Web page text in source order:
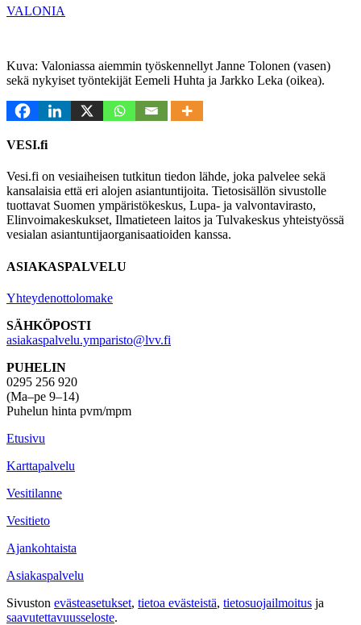
VALONIA
Kuva: Valoniassa aiemmin työskennellyt Janne Tolonen (vasen)
sekä nykyiset työntekijät Eemeli Huhta ja Jarkko Leka (oikea).
VESI.fi
Vesi.fi on vesiaiheisen tutkitun tiedon lähde, joka palvelee sekä
kansalaisia että eri alojen asiantuntijoita. Tietosisällön sivustolle
tuottavat Suomen ympäristökeskus, Lupa- ja valvontavirasto,
Elinvoimakeskukset, Ilmatieteen laitos ja Tulvakeskus yhteistyössä
vesialan asiantuntijaorganisaatioiden kanssa.
ASIAKASPALVELU
Yhteydenottolomake
SÄHKÖPOSTI
asiakaspalvelu.ymparisto@lvv.fi
PUHELIN
0295 256 920
(Ma–pe 9–14)
Puhelun hinta pvm/mpm
Etusivu
Karttapalvelu
Vesitilanne
Vesitieto
Ajankohtaista
Asiakaspalvelu
Sivuston evästeasetukset, tietoa evästeistä, tietosuojailmoitus ja
saavutettavuus­seloste.